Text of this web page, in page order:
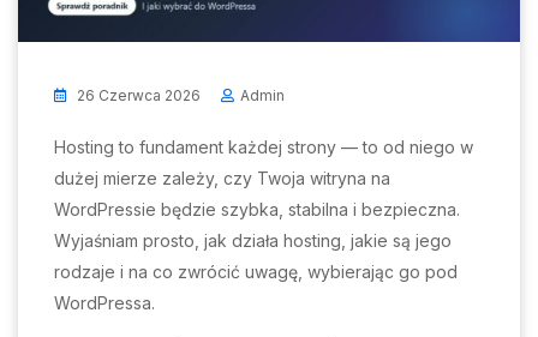
26 Czerwca 2026 Admin
Hosting to fundament każdej strony — to od niego w
dużej mierze zależy, czy Twoja witryna na
WordPressie będzie szybka, stabilna i bezpieczna.
Wyjaśniam prosto, jak działa hosting, jakie są jego
rodzaje i na co zwrócić uwagę, wybierając go pod
WordPressa.